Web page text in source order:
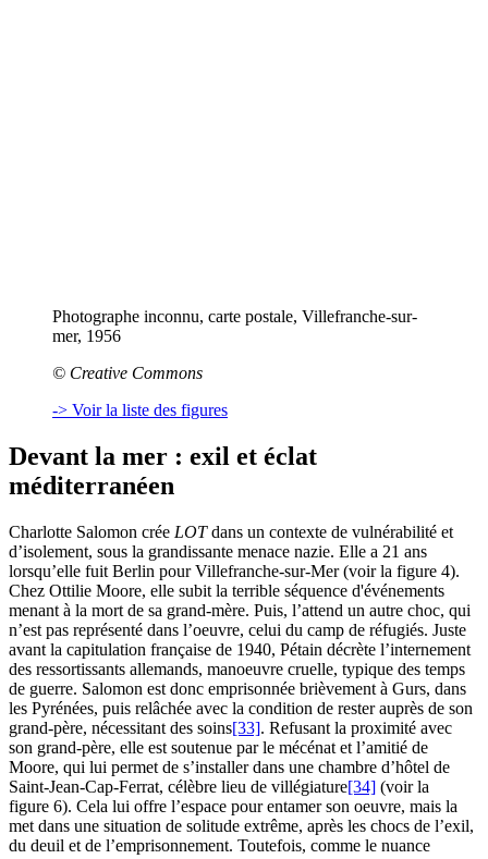
Photographe inconnu, carte postale, Villefranche-sur-
mer, 1956
© Creative Commons
-> Voir la liste des figures
Devant la mer : exil et éclat
méditerranéen
Charlotte Salomon crée LOTdans un contexte de vulnérabilité et
d’isolement, sous la grandissante menace nazie. Elle a 21 ans
lorsqu’elle fuit Berlin pour Villefranche-sur-Mer (voir la figure 4).
Chez Ottilie Moore, elle subit la terrible séquence d'événements
menant à la mort de sa grand-mère. Puis, l’attend un autre choc, qui
n’est pas représenté dans l’oeuvre, celui du camp de réfugiés. Juste
avant la capitulation française de 1940, Pétain décrète l’internement
des ressortissants allemands, manoeuvre cruelle, typique des temps
de guerre. Salomon est donc emprisonnée brièvement à Gurs, dans
les Pyrénées, puis relâchée avec la condition de rester auprès de son
grand-père, nécessitant des soins[33]. Refusant la proximité avec
son grand-père, elle est soutenue par le mécénat et l’amitié de
Moore, qui lui permet de s’installer dans une chambre d’hôtel de
Saint-Jean-Cap-Ferrat, célèbre lieu de villégiature[34] (voir la
figure 6). Cela lui offre l’espace pour entamer son oeuvre, mais la
met dans une situation de solitude extrême, après les chocs de l’exil,
du deuil et de l’emprisonnement. Toutefois, comme le nuance